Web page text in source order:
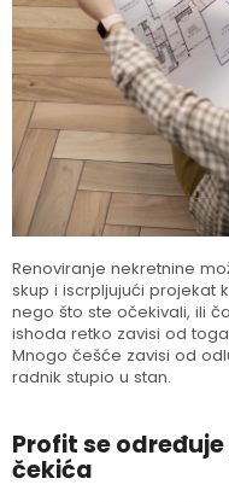
Renoviranje nekretnine
skup i iscrpljujući projekat
nego što ste očekivali, ili
ishoda retko zavisi od
Mnogo češće zavisi od
radnik stupio u stan.
Profit se
čekića